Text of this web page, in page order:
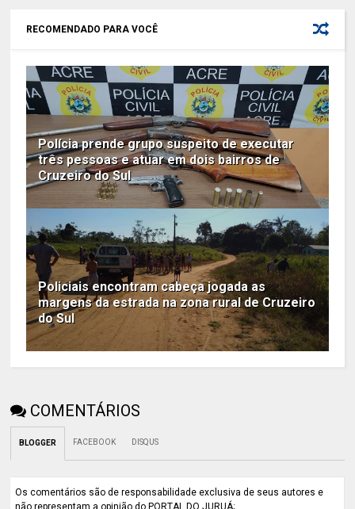
RECOMENDADO PARA VOCÊ
Polícia prende grupo suspeito de executar
três pessoas e atuar em dois bairros de
Cruzeiro do Sul
Policiais encontram cabeça jogada as
margens da estrada na zona rural de Cruzeiro
do Sul
COMENTÁRIOS
BLOGGER FACEBOOK DISQUS
Os comentários são de responsabilidade exclusiva de seus autores e
não representam a opinião do PORTAL DO JURUÁ;